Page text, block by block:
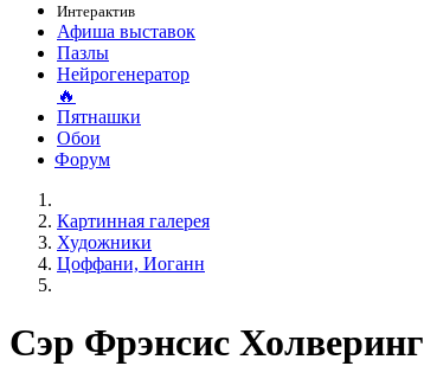
Интерактив
Афиша выставок
Пазлы
Нейрогенератор
🔥
Пятнашки
Обои
Форум
Картинная галерея
Художники
Цоффани, Иоганн
Сэр Фрэнсис Холверинг